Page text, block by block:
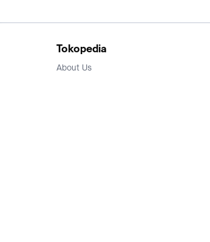
Tokopedia
About Us